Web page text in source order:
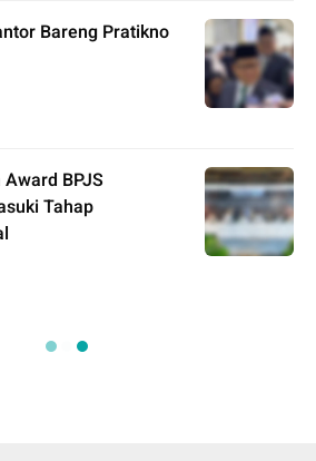
Bareng Pratikno
BPJS
Tahap